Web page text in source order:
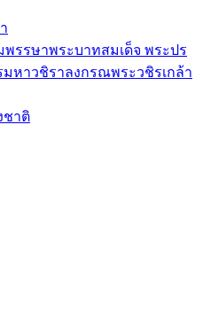
รรษาพระบาทสมเด็จ พระปร
หาวชิราลงกรณพระวชิรเกล้า
ชาติ